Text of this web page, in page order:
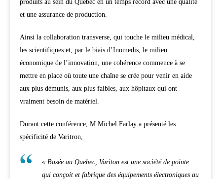
produits au sein du Québec en un temps record avec une qualité
et une assurance de production.
Ainsi la collaboration transverse, qui touche le milieu médical,
les scientifiques et, par le biais d’Inomedis, le milieu
économique de l’innovation, une cohérence commence à se
mettre en place où toute une chaîne se crée pour venir en aide
aux plus démunis, aux plus faibles, aux hôpitaux qui ont
vraiment besoin de matériel.
Durant cette conférence, M Michel Farlay a présenté les
spécificité de Varitron,
« Basée au Quebec, Variton est une société de pointe
qui conçoit et fabrique des équipements électroniques au